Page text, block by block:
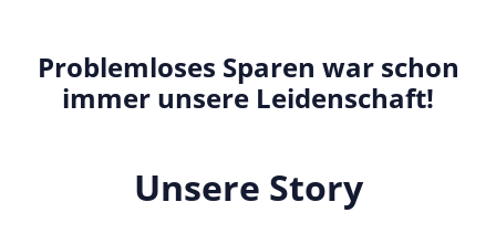
Problemloses Sparen war schon
immer unsere Leidenschaft!
Unsere Story